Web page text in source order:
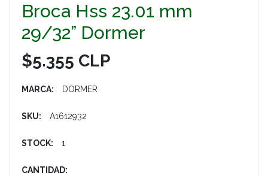
Broca Hss 23.01 mm
29/32” Dormer
$5.355 CLP
MARCA: DORMER
SKU: A1612932
STOCK: 1
CANTIDAD: